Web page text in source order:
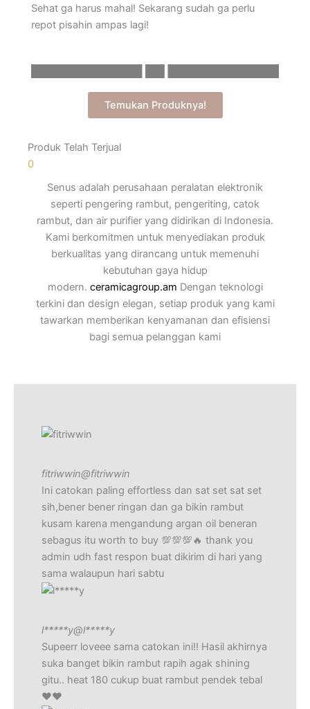
Sehat ga harus mahal! Sekarang sudah ga perlu
repot pisahin ampas lagi!
Temukan Produknya!
Produk Telah Terjual
0
Senus adalah perusahaan peralatan elektronik
seperti pengering rambut, pengeriting, catok
rambut, dan air purifier yang didirikan di Indonesia.
Kami berkomitmen untuk menyediakan produk
berkualitas yang dirancang untuk memenuhi
kebutuhan gaya hidup
modern. ceramicagroup.am Dengan teknologi
terkini dan design elegan, setiap produk yang kami
tawarkan memberikan kenyamanan dan efisiensi
bagi semua pelanggan kami
fitriwwin@fitriwwin
Ini catokan paling effortless dan sat set sat set
sih,bener bener ringan dan ga bikin rambut
kusam karena mengandung argan oil beneran
sebagus itu worth to buy 💯💯💯🔥 thank you
admin udh fast respon buat dikirim di hari yang
sama walaupun hari sabtu
l*****y@l*****y
Supeerr loveee sama catokan ini!! Hasil akhirnya
suka banget bikin rambut rapih agak shining
gitu.. heat 180 cukup buat rambut pendek tebal
❤️❤️